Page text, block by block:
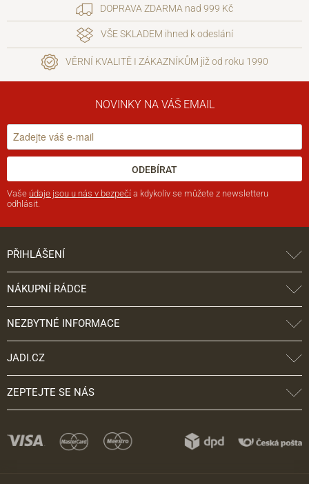
DOPRAVA ZDARMA nad 999 Kč
VŠE SKLADEM ihned k odeslání
VĚRNÍ KVALITĚ I ZÁKAZNÍKŮM již od roku 1990
NOVINKY NA VÁŠ EMAIL
ODEBÍRAT
Vaše údaje jsou u nás v bezpečí a kdykoliv se můžete z newsletteru
odhlásit.
PŘIHLÁŠENÍ
NÁKUPNÍ RÁDCE
NEZBYTNÉ INFORMACE
JADI.CZ
ZEPTEJTE SE NÁS